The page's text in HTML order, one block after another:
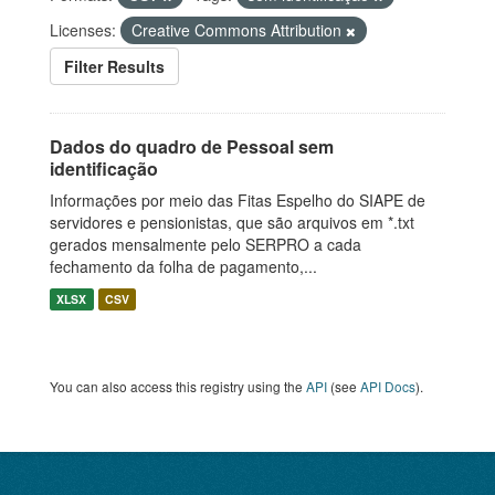
Licenses:
Creative Commons Attribution
Filter Results
Dados do quadro de Pessoal sem
identificação
Informações por meio das Fitas Espelho do SIAPE de
servidores e pensionistas, que são arquivos em *.txt
gerados mensalmente pelo SERPRO a cada
fechamento da folha de pagamento,...
XLSX CSV
You can also access this registry using the API (see API Docs).